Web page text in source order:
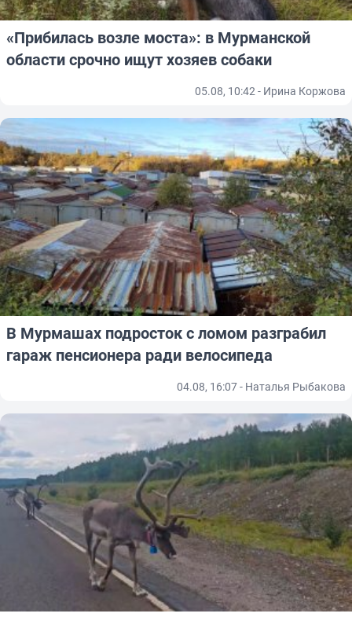
«Прибилась возле моста»: в Мурманской
области срочно ищут хозяев собаки
05.08, 10:42 - Ирина Коржова
В Мурмашах подросток с ломом разграбил
гараж пенсионера ради велосипеда
04.08, 16:07 - Наталья Рыбакова